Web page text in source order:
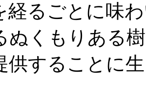
経るごとに味
ぬくもりある
供することに